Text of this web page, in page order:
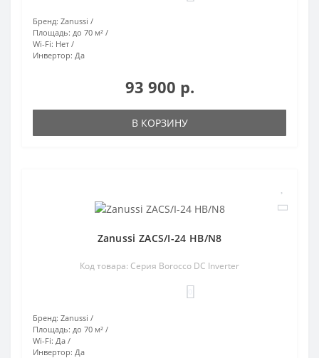
Бренд: Zanussi
Площадь: до 70 м²
Wi-Fi: Нет
Инвертор: Да
93 900 р.
В КОРЗИНУ
Zanussi ZACS/I-24 HB/N8
Код товара: Серия Borocco DC Inverter
Бренд: Zanussi
Площадь: до 70 м²
Wi-Fi: Да
Инвертор: Да